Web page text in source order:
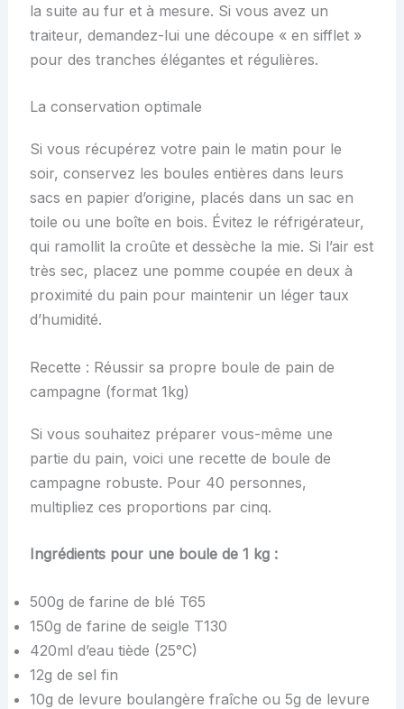
la suite au fur et à mesure. Si vous avez un
traiteur, demandez-lui une découpe « en sifflet »
pour des tranches élégantes et régulières.
La conservation optimale
Si vous récupérez votre pain le matin pour le
soir, conservez les boules entières dans leurs
sacs en papier d’origine, placés dans un sac en
toile ou une boîte en bois. Évitez le réfrigérateur,
qui ramollit la croûte et dessèche la mie. Si l’air est
très sec, placez une pomme coupée en deux à
proximité du pain pour maintenir un léger taux
d’humidité.
Recette : Réussir sa propre boule de pain de
campagne (format 1kg)
Si vous souhaitez préparer vous-même une
partie du pain, voici une recette de boule de
campagne robuste. Pour 40 personnes,
multipliez ces proportions par cinq.
Ingrédients pour une boule de 1 kg :
500g de farine de blé T65
150g de farine de seigle T130
420ml d’eau tiède (25°C)
12g de sel fin
10g de levure boulangère fraîche ou 5g de levure